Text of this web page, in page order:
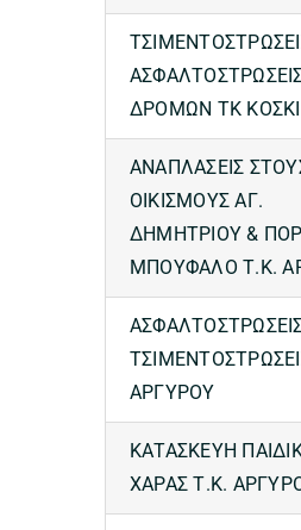
ΔΡΟΜΩΝ ΤΚ
ΑΝΑΠΛΑΣΕΙΣ
ΟΙΚΙΣΜΟΥΣ ΑΓ.
ΔΗΜΗΤΡΙΟΥ &
ΜΠΟΥΦΑΛΟ Τ.Κ.
ΑΡΓΥΡΟΥ
ΚΑΤΑΣΚΕΥΗ
ΧΑΡΑΣ Τ.Κ.